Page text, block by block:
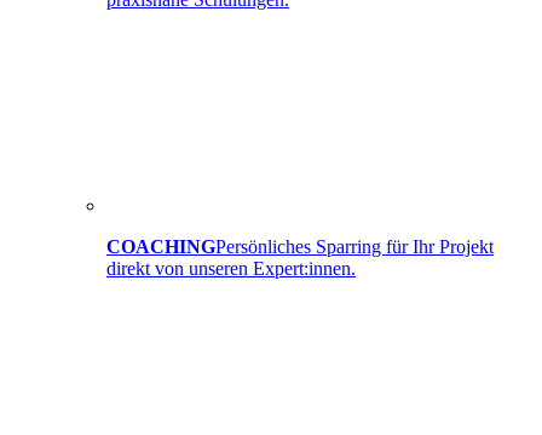
COACHINGPersönliches Sparring für Ihr Projekt
direkt von unseren Expert:innen.